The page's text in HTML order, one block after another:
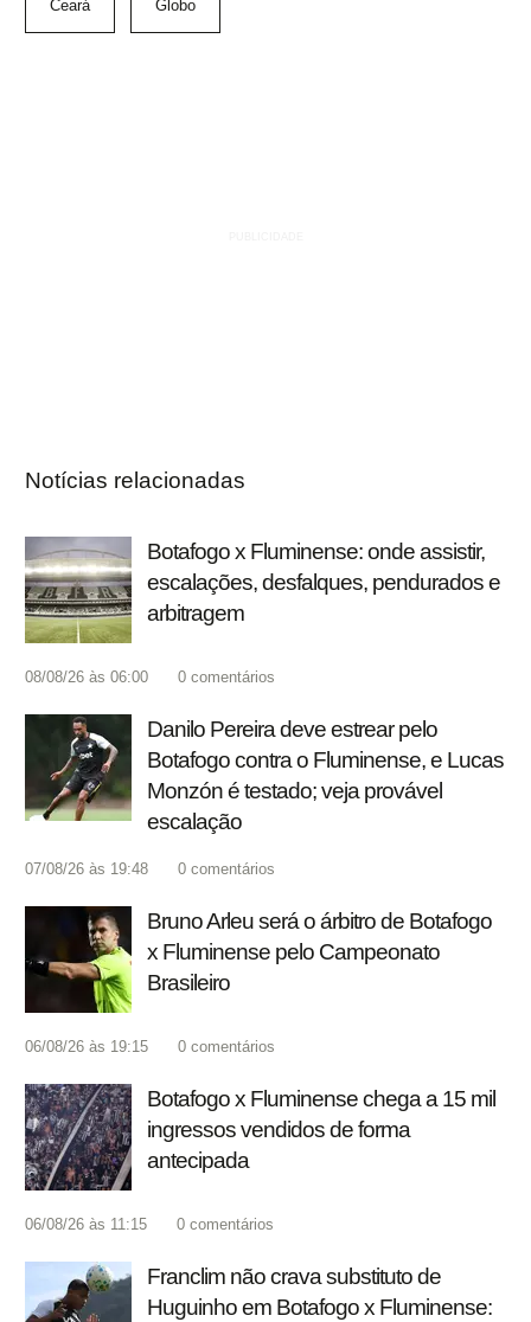
Ceará Globo
Notícias relacionadas
Botafogo x Fluminense: onde assistir,
escalações, desfalques, pendurados e
arbitragem
08/08/26 às 06:00 0 comentários
Danilo Pereira deve estrear pelo
Botafogo contra o Fluminense, e Lucas
Monzón é testado; veja provável
escalação
07/08/26 às 19:48 0 comentários
Bruno Arleu será o árbitro de Botafogo
x Fluminense pelo Campeonato
Brasileiro
06/08/26 às 19:15 0 comentários
Botafogo x Fluminense chega a 15 mil
ingressos vendidos de forma
antecipada
06/08/26 às 11:15 0 comentários
Franclim não crava substituto de
Huguinho em Botafogo x Fluminense: